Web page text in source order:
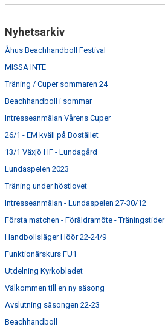
Nyhetsarkiv
Åhus Beachhandboll Festival
MISSA INTE
Träning / Cuper sommaren 24
Beachhandboll i sommar
Intresseanmälan Vårens Cuper
26/1 - EM kväll på Bostället
13/1 Växjö HF - Lundagård
Lundaspelen 2023
Träning under höstlovet
Intresseanmälan - Lundaspelen 27-30/12
Första matchen - Föräldramöte - Träningstider
Handbollsläger Höör 22-24/9
Funktionärskurs FU1
Utdelning Kyrkobladet
Välkommen till en ny säsong
Avslutning säsongen 22-23
Beachhandboll